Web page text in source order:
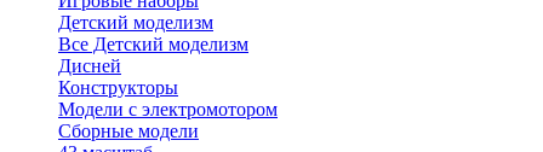
Детский моделизм
Все Детский моделизм
Дисней
Конструкторы
Модели с электромотором
Сборные модели